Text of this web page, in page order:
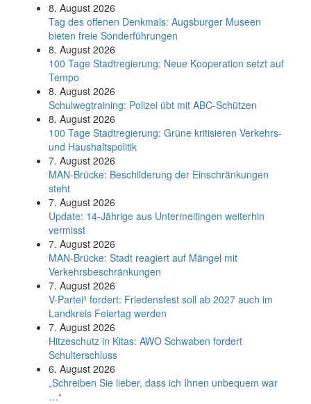
8. August 2026
Tag des offenen Denkmals: Augsburger Museen
bieten freie Sonderführungen
8. August 2026
100 Tage Stadtregierung: Neue Kooperation setzt auf
Tempo
8. August 2026
Schul­weg­trai­ning: Poli­zei übt mit ABC-Schüt­zen
8. August 2026
100 Tage Stadtregierung: Grüne kritisieren Verkehrs-
und Haushaltspolitik
7. August 2026
MAN-Brücke: Beschilderung der Einschränkungen
steht
7. August 2026
Update: 14-Jährige aus Untermeitingen weiterhin
vermisst
7. August 2026
MAN-Brücke: Stadt reagiert auf Mängel mit
Verkehrsbeschränkungen
7. August 2026
V-Partei­³ fordert: Friedens­fest soll ab 2027 auch im
Land­kreis Feier­tag werden
7. August 2026
Hitzeschutz in Kitas: AWO Schwaben fordert
Schulterschluss
6. August 2026
„Schreiben Sie lieber, dass ich Ihnen unbequem war
…“